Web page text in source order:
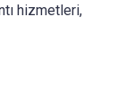
hizmetleri,